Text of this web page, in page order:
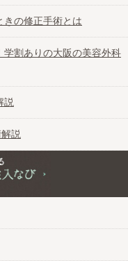
きの修正手術とは
割ありの大阪の美容外科
説
説
注入なび＠大阪